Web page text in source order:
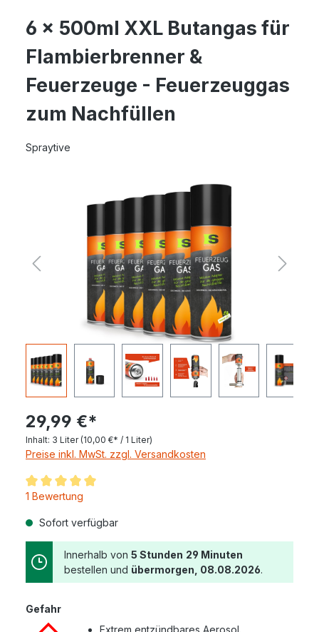
6 x 500ml XXL Butangas für
Flambierbrenner &
Feuerzeuge - Feuerzeuggas
zum Nachfüllen
Spraytive
29,99 €*
Inhalt: 3 Liter (10,00 €* / 1 Liter)
Preise inkl. MwSt. zzgl. Versandkosten
Durchschnittliche Bewertung von 5 von 5 Sternen
1 Bewertung
Sofort verfügbar
Innerhalb von 5 Stunden 29 Minuten
bestellen und übermorgen, 08.08.2026.
Gefahr
Extrem entzündbares Aerosol.